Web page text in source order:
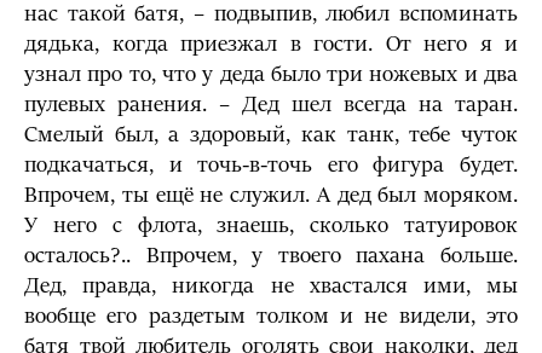
нас такой батя, – подвыпив, любил вспоминать
дядька, когда приезжал в гости. От него я и
узнал про то, что у деда было три ножевых и два
пулевых ранения. – Дед шел всегда на таран.
Смелый был, а здоровый, как танк, тебе чуток
подкачаться, и точь-в-точь его фигура будет.
Впрочем, ты ещё не служил. А дед был моряком.
У него с флота, знаешь, сколько татуировок
осталось?.. Впрочем, у твоего пахана больше.
Дед, правда, никогда не хвастался ими, мы
вообще его раздетым толком и не видели, это
батя твой любитель оголять свои наколки, дед